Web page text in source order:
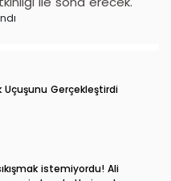
Uçuşunu Gerçekleştirdi
istemiyordu! Ali